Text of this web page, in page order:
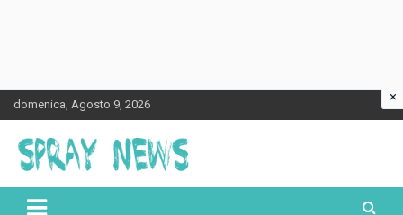
Skip
to
content
domenica, Agosto 9, 2026
Spraynews.it
×